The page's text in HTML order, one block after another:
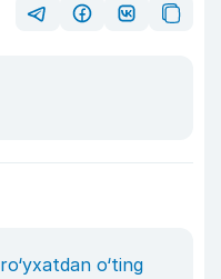
ro‘yxatdan o‘ting